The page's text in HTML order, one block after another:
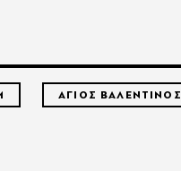
ΑΓΙΟΣ ΒΑΛΕΝΤΙΝΟΣ